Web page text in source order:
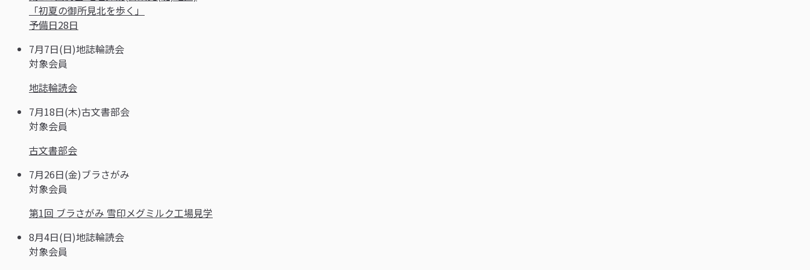
「初夏の御所見北を歩く」
予備日28日
7月7日(日)地誌輪読会
対象会員
地誌輪読会
7月18日(木)古文書部会
対象会員
古文書部会
7月26日(金)ブラさがみ
対象会員
第1回 ブラさがみ 雪印メグミルク工場見学
8月4日(日)地誌輪読会
対象会員